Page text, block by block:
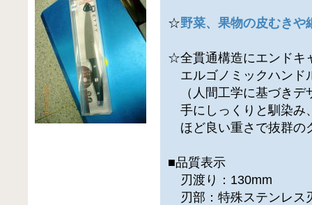
☆野菜、果物の皮むきや
☆全貫通構造にエンドキ
エルゴノミックハンド
（人間工学に基づきデ
手にしっくりと馴染み
ほど良い重さで抜群の
■品質表示
刃渡り：130mm
刃部：特殊ステンレス